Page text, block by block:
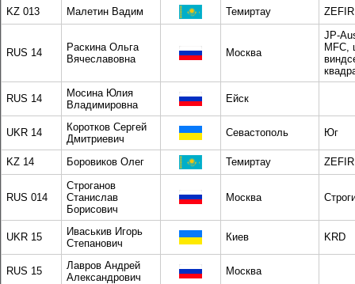
KZ 013 Малетин Вадим Темиртау ZEFIR
RUS 14
Раскина Ольга
Вячеславовна
Москва
JP-
MFC,
RUS 14
Мосина Юлия
Владимировна
Ейск
UKR 14
Коротков Сергей
Дмитриевич
Севастополь Юг
KZ 14 Боровиков Олег Темиртау ZEFIR
RUS 014
Строганов
Станислав
Борисович
Москва
UKR 15
Иваськив Игорь
Степанович
Киев KRD
RUS 15
Лавров Андрей
Александрович
Москва